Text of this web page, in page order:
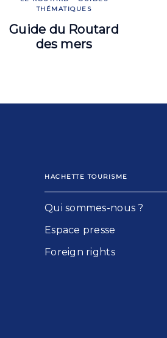
THÉMATIQUES
Guide du Routard
des mers
HACHETTE TOURISME
Qui sommes-nous ?
Espace presse
Foreign rights